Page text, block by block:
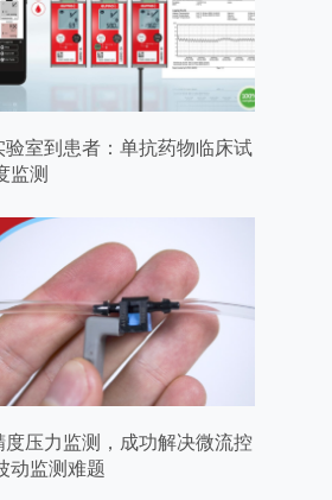
验室到患者：单抗药物临床试
监测
度压力监测，成功解决微流控
动监测难题